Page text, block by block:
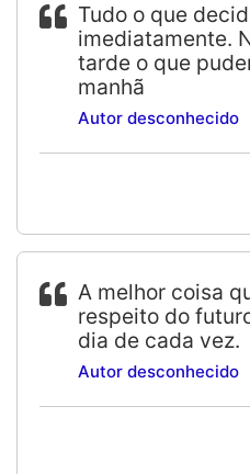
Tudo o que
imediatamente.
tarde o que
manhã
Autor desconhecido
A melhor coisa
respeito do
dia de cada vez.
Autor desconhecido